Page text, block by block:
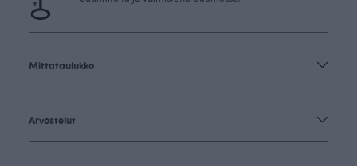
Mittataulukko
Arvostelut